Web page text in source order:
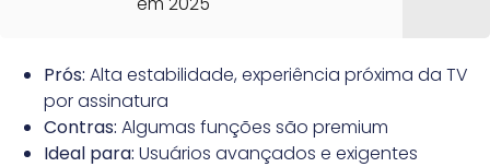
Prós: Alta estabilidade, experiência próxima da TV
por assinatura
Contras: Algumas funções são premium
Ideal para: Usuários avançados e exigentes